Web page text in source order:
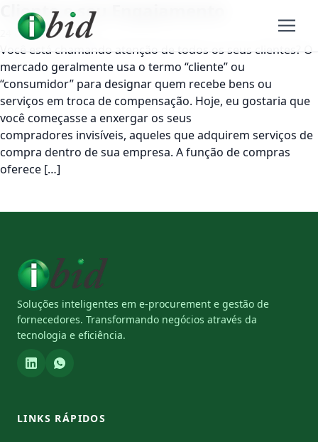
Cliente e seu Engajamento
24 de julho de 2014
Você está chamando atenção de todos os seus clientes? O
mercado geralmente usa o termo “cliente” ou
“consumidor” para designar quem recebe bens ou
serviços em troca de compensação. Hoje, eu gostaria que
você começasse a enxergar os seus
compradores invisíveis, aqueles que adquirem serviços de
compra dentro de sua empresa. A função de compras
oferece […]
Soluções inteligentes em e-procurement e gestão de
fornecedores. Transformando negócios através da
tecnologia e eficiência.
LINKS RÁPIDOS